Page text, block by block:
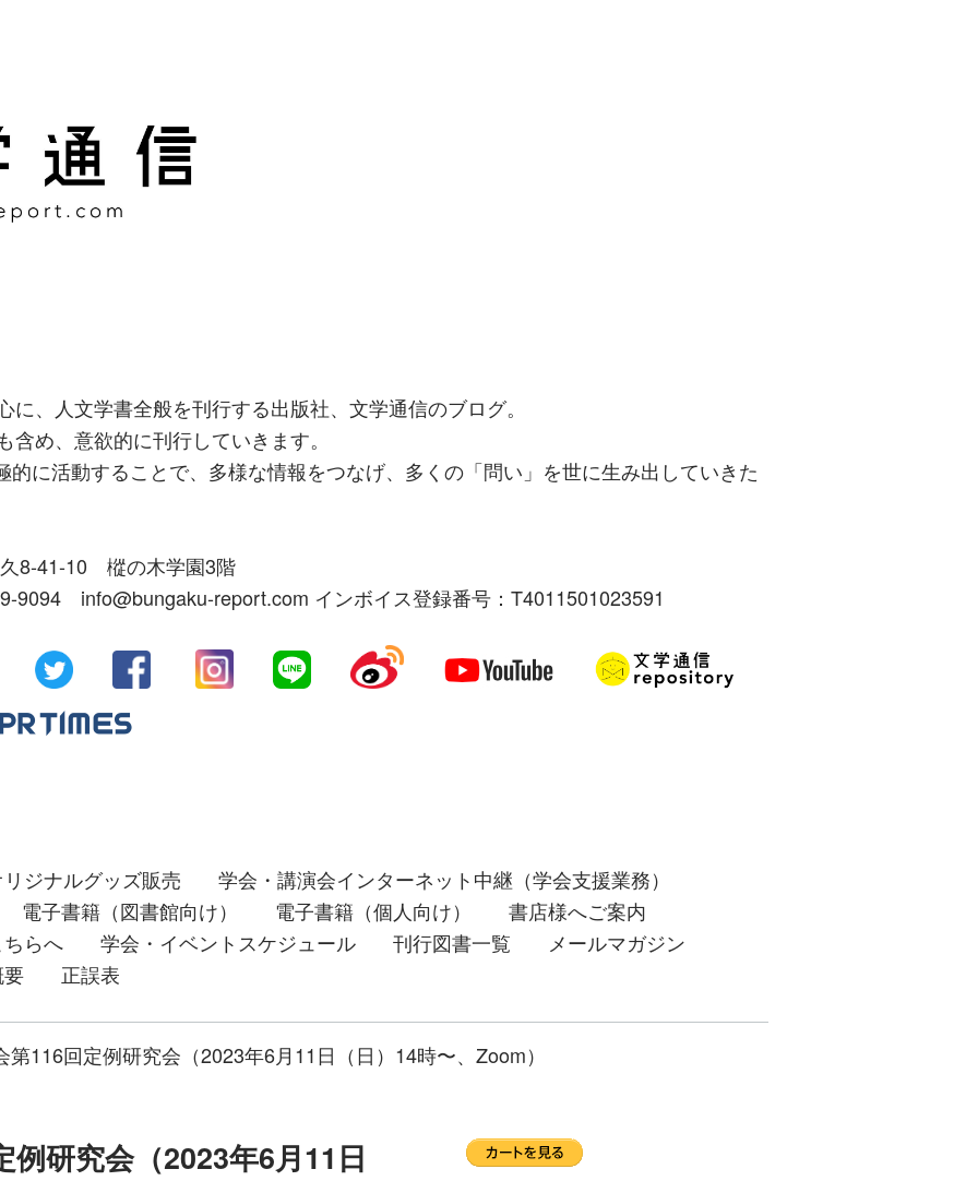
、人文学書全般を刊行する出版社、文学通信のブログ。
め、意欲的に刊行していきます。
に活動することで、多様な情報をつなげ、多くの「問い」を世に生み出していきた
8-41-10 樅の木学園3階
9094 info@bungaku-report.com インボイス登録番号：T4011501023591
ジナルグッズ販売
学会・講演会インターネット中継（学会支援業務）
電子書籍（図書館向け）
電子書籍（個人向け）
書店様へご案内
らへ
学会・イベントスケジュール 刊行図書一覧
メールマガジン
正誤表
第116回定例研究会（2023年6月11日（日）14時〜、Zoom）
例研究会（2023年6月11日